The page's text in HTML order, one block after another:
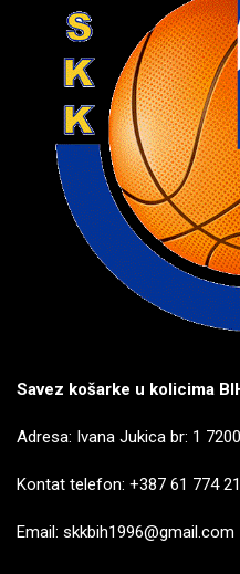
Savez košarke u kolicima
Adresa: Ivana Jukica br: 1
Kontat telefon: +387 61 774
Email: skkbih1996@gmail.com